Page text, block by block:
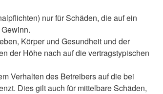
nur für Schäden, die auf ein
Körper und Gesundheit und der
der Höhe nach auf die vertragstypischen
Verhalten des Betreibers auf die bei
Dies gilt auch für mittelbare Schäden,